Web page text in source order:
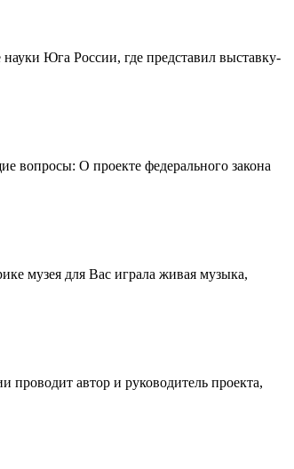
Юга России, где представил выставку-
вопросы: О проекте федерального закона
музея для Вас играла живая музыка,
проводит автор и руководитель проекта,